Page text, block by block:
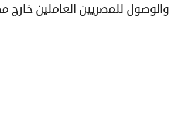
والوصول للمصريين العاملين خارج